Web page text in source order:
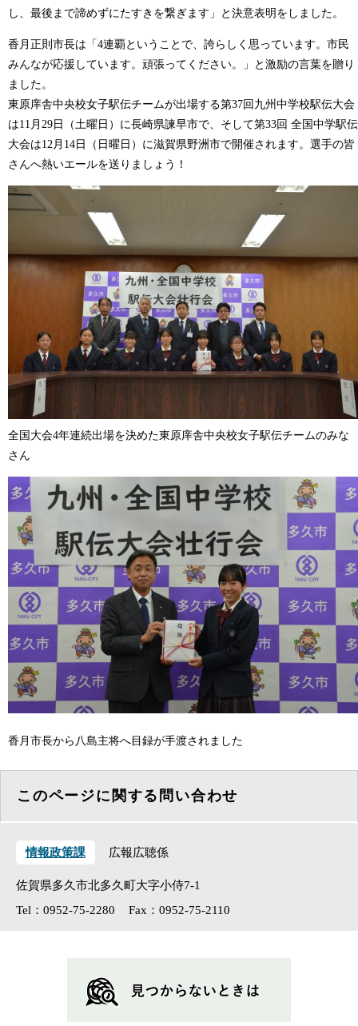
し、最後まで諦めずにたすきを繋ぎます」と決意表明をしました。
香月正則市長は「4連覇ということで、誇らしく思っています。市民
みんなが応援しています。頑張ってください。」と激励の言葉を贈り
ました。
東原庠舎中央校女子駅伝チームが出場する第37回九州中学校駅伝大会
は11月29日（土曜日）に長崎県諫早市で、そして第33回 全国中学駅伝
大会は12月14日（日曜日）に滋賀県野洲市で開催されます。選手の皆
さんへ熱いエールを送りましょう！
全国大会4年連続出場を決めた東原庠舎中央校女子駅伝チームのみな
さん
​香月市長から八島主将へ目録が手渡されました
このページに関する問い合わせ
情報政策課 広報広聴係
佐賀県多久市北多久町大字小侍7-1
Tel：0952-75-2280
Fax：0952-75-2110